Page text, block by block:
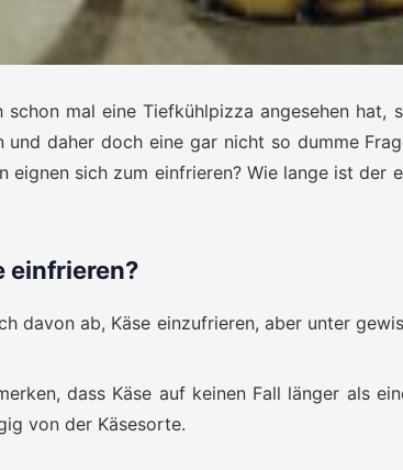
schon mal eine Tiefkühlpizza angesehen hat,
daher doch eine gar nicht so dumme
eignen sich zum einfrieren? Wie lange ist der
einfrieren?
davon ab, Käse einzufrieren, aber unter
dass Käse auf keinen Fall länger als
von der Käsesorte.